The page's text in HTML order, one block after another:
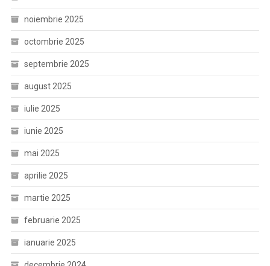
noiembrie 2025
octombrie 2025
septembrie 2025
august 2025
iulie 2025
iunie 2025
mai 2025
aprilie 2025
martie 2025
februarie 2025
ianuarie 2025